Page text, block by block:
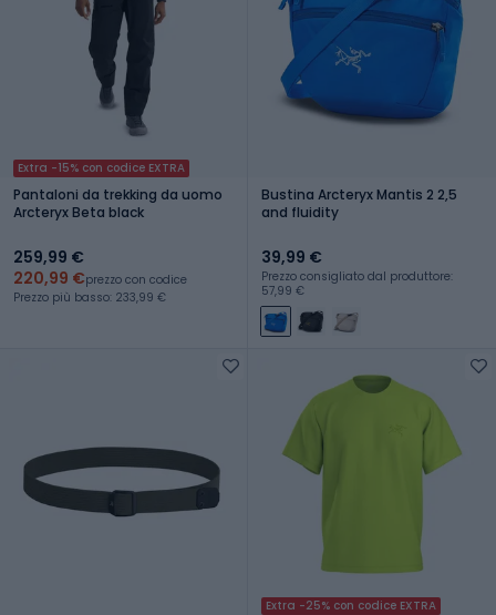
Extra -15% con codice EXTRA
Pantaloni da trekking da uomo
Arcteryx Beta black
259,99 €
220,99 €prezzo con codice
Prezzo più basso: 233,99 €
Bustina Arcteryx Mantis 2 2,5
and fluidity
39,99 €
Prezzo consigliato dal produttore:
57,99 €
Extra -25% con codice EXTRA